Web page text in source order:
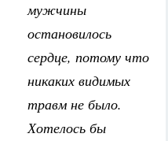
мужчины
остановилось
сердце, потому что
никаких видимых
травм не было.
Хотелось бы